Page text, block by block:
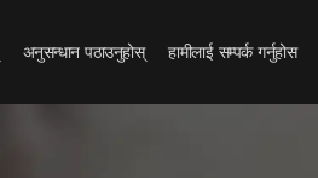
अनुसन्धान पठाउनुहोस् हामीलाई सम्पर्क गर्नुहोस